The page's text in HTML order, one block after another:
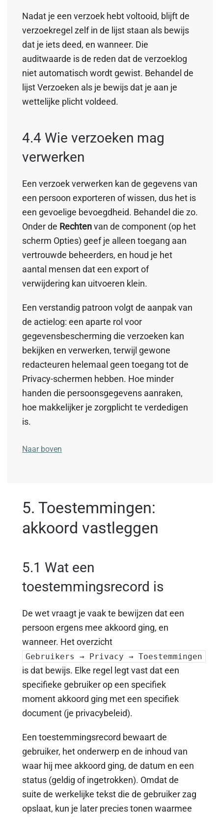
Nadat je een verzoek hebt voltooid, blijft de
verzoekregel zelf in de lijst staan als bewijs
dat je iets deed, en wanneer. Die
auditwaarde is de reden dat de verzoeklog
niet automatisch wordt gewist. Behandel de
lijst Verzoeken als je bewijs dat je aan je
wettelijke plicht voldeed.
4.4 Wie verzoeken mag
verwerken
Een verzoek verwerken kan de gegevens van
een persoon exporteren of wissen, dus het is
een gevoelige bevoegdheid. Behandel die zo.
Onder de Rechtenvan de component (op het
scherm Opties) geef je alleen toegang aan
vertrouwde beheerders, en houd je het
aantal mensen dat een export of
verwijdering kan uitvoeren klein.
Een verstandig patroon volgt de aanpak van
de actielog: een aparte rol voor
gegevensbescherming die verzoeken kan
bekijken en verwerken, terwijl gewone
redacteuren helemaal geen toegang tot de
Privacy-schermen hebben. Hoe minder
handen die persoonsgegevens aanraken,
hoe makkelijker je zorgplicht te verdedigen
is.
Naar boven
5. Toestemmingen:
akkoord vastleggen
5.1 Wat een
toestemmingsrecord is
De wet vraagt je vaak te bewijzen dat een
persoon ergens mee akkoord ging, en
wanneer. Het overzicht
Gebruikers → Privacy → Toestemmingen
is dat bewijs. Elke regel legt vast dat een
specifieke gebruiker op een specifiek
moment akkoord ging met een specifiek
document (je privacybeleid).
Een toestemmingsrecord bewaart de
gebruiker, het onderwerp en de inhoud van
waar hij mee akkoord ging, de datum en een
status (geldig of ingetrokken). Omdat de
suite de werkelijke tekst die de gebruiker zag
opslaat, kun je later precies tonen waarmee